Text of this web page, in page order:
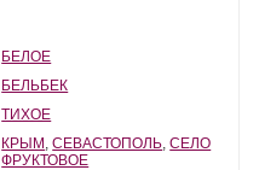
БЕЛОЕ
БЕЛЬБЕК
ТИХОЕ
КРЫМ ,СЕВАСТОПОЛЬ ,СЕЛО
ФРУКТОВОЕ